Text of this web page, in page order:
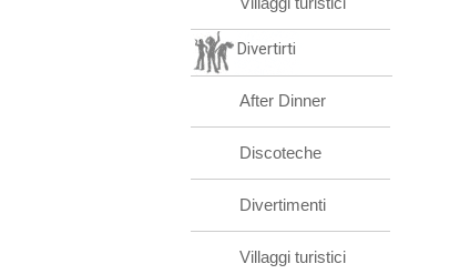
Divertirti
After Dinner
Discoteche
Divertimenti
Villaggi turistici